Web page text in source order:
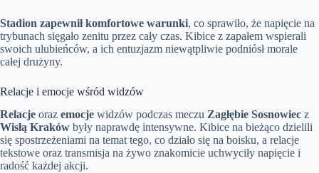
Stadion zapewnił komfortowe warunki, co sprawiło, że napięcie na
trybunach sięgało zenitu przez cały czas. Kibice z zapałem wspierali
swoich ulubieńców, a ich entuzjazm niewątpliwie podniósł morale
całej drużyny.
Relacje i emocje wśród widzów
Relacje oraz emocje widzów podczas meczu Zagłębie Sosnowiec z
Wisłą Kraków były naprawdę intensywne. Kibice na bieżąco dzielili
się spostrzeżeniami na temat tego, co działo się na boisku, a relacje
tekstowe oraz transmisja na żywo znakomicie uchwyciły napięcie i
radość każdej akcji.